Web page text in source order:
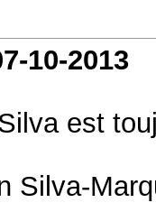
10-2013
est
Silva-